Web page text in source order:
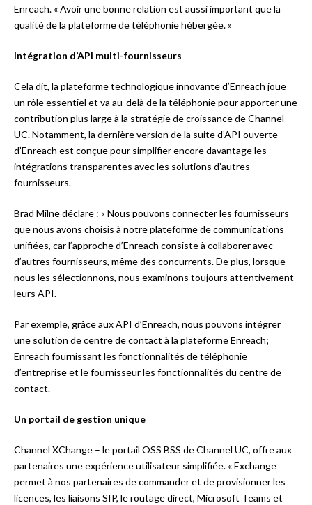
Enreach. « Avoir une bonne relation est aussi important que la
qualité de la plateforme de téléphonie hébergée. »
Intégration d’API multi-fournisseurs
Cela dit, la plateforme technologique innovante d’Enreach joue
un rôle essentiel et va au-delà de la téléphonie pour apporter une
contribution plus large à la stratégie de croissance de Channel
UC. Notamment, la dernière version de la suite d’API ouverte
d’Enreach est conçue pour simplifier encore davantage les
intégrations transparentes avec les solutions d’autres
fournisseurs.
Brad Milne déclare : « Nous pouvons connecter les fournisseurs
que nous avons choisis à notre plateforme de communications
unifiées, car l’approche d’Enreach consiste à collaborer avec
d’autres fournisseurs, même des concurrents. De plus, lorsque
nous les sélectionnons, nous examinons toujours attentivement
leurs API.
Par exemple, grâce aux API d’Enreach, nous pouvons intégrer
une solution de centre de contact à la plateforme Enreach;
Enreach fournissant les fonctionnalités de téléphonie
d’entreprise et le fournisseur les fonctionnalités du centre de
contact.
Un portail de gestion unique
Channel XChange – le portail OSS BSS de Channel UC, offre aux
partenaires une expérience utilisateur simplifiée. « Exchange
permet à nos partenaires de commander et de provisionner les
licences, les liaisons SIP, le routage direct, Microsoft Teams et